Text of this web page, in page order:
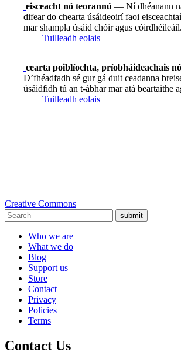
eisceacht nó teorannú — Ní dhéanann
difear do chearta úsáideoirí faoi
mar shampla úsáid chóir agus cóirdhéileáil.
Tuilleadh eolais
cearta poiblíochta, príobháideachais
D’fhéadfadh sé gur gá duit ceadanna
úsáidfidh tú an t-ábhar mar atá beartaithe
Tuilleadh eolais
Creative Commons
submit
Who we are
What we do
Blog
Support us
Store
Contact
Privacy
Policies
Terms
Contact Us